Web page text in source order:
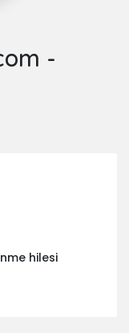
-
hilesi